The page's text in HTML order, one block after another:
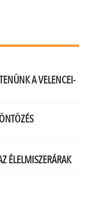
A VELENCEI-
ÉLELMISZERÁRAK